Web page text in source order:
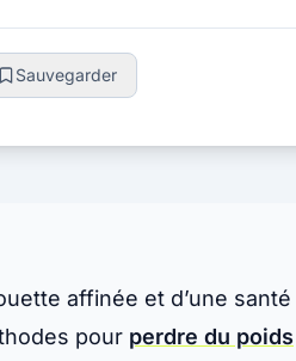
Sauvegarder
affinée et d’une
pour perdre du poids